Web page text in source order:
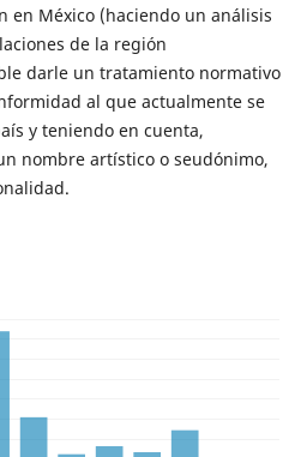
en México (haciendo un análisis
de la región
darle un tratamiento normativo
al que actualmente se
y teniendo en cuenta,
nombre artístico o seudónimo,